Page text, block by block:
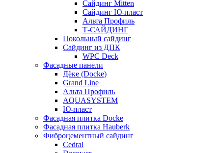
Сайдинг Mitten
Сайдинг Ю-пласт
Альта Профиль
Т-САЙДИНГ
Цокольный сайдинг
Сайдинг из ДПК
WPC Deck
Фасадные панели
Дёке (Docke)
Grand Line
Альта Профиль
AQUASYSTEM
Ю-пласт
Фасадная плитка Docke
Фасадная плитка Hauberk
Фиброцементный сайдинг
Cedral